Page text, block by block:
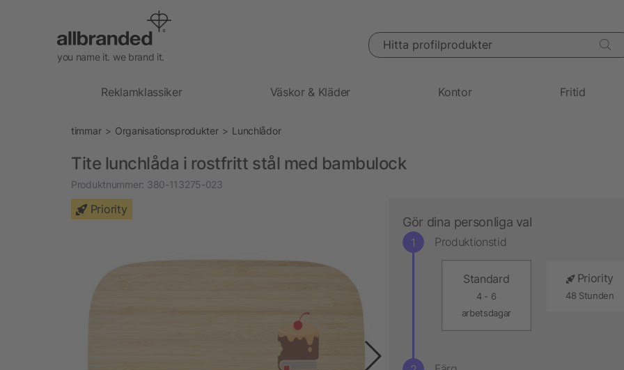
you name it. we brand it.
Hitta profilprodukter
Reklamklassiker Väskor & Kläder Kontor Fritid
timmar Organisationsprodukter Lunchlådor
Tite lunchlåda i rostfritt stål med bambulock
Produktnummer: 380-113275-023
Priority
Gör dina personliga val
Produktionstid
Standard
4 - 6
arbetsdagar
Priority
48 Stunden